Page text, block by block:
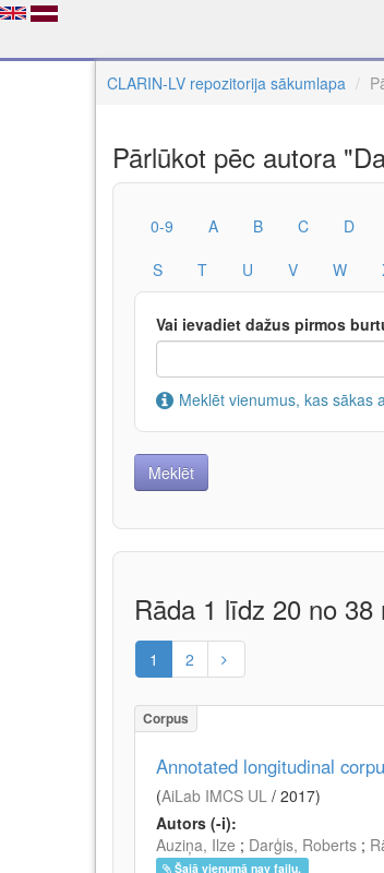
CLARIN-LV repozitorija sākumlapa
Pārlūkot pēc autora
0-9 A B C D
S
T U V W
Vai ievadiet dažus pirmos
Meklēt vienumus, kas sākas
Rāda 1 līdz 20 no 38
1 2
Corpus
Annotated longitudinal
(AiLab IMCS UL / 2017)
Autors (-i):
Auziņa, Ilze ; Darģis, Roberts ;
Šajā vienumā nav failu.